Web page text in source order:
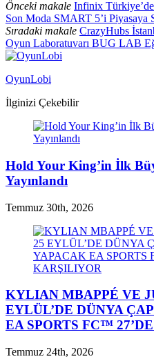
Önceki makale Infinix
Son Moda SMART 5’i Piyasaya
Sıradaki makale CrazyHubs
Oyun Laboratuvarı BUG LAB
OyunLobi
İlginizi Çekebilir
Hold Your King’in İlk
Yayınlandı
Temmuz 30th, 2026
KYLIAN MBAPPÉ VE
EYLÜL’DE DÜNYA
EA SPORTS FC™
Temmuz 24th, 2026